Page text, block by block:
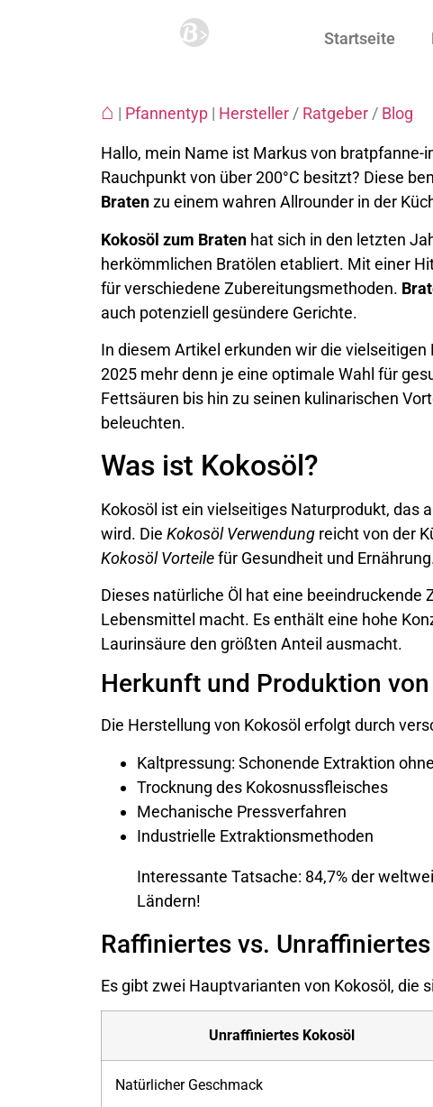
Startseite
⌂ | Pfannentyp | Hersteller / Ratgeber / Blog
Hallo, mein Name ist Markus von bratpfanne-
Rauchpunkt von über 200°C besitzt? Diese
Bratenzu einem wahren Allrounder in der
Kokosöl zum Braten hat sich in den letzten
herkömmlichen Bratölen etabliert. Mit einer
für verschiedene Zubereitungsmethoden.
auch potenziell gesündere Gerichte.
In diesem Artikel erkunden wir die
2025 mehr denn je eine optimale Wahl für
Fettsäuren bis hin zu seinen kulinarischen
beleuchten.
Was ist Kokosöl?
Kokosöl ist ein vielseitiges Naturprodukt, das
wird. Die Kokosöl Verwendung reicht von der
Kokosöl Vorteilefür Gesundheit und
Dieses natürliche Öl hat eine
Lebensmittel macht. Es enthält eine hohe
Laurinsäure den größten Anteil ausmacht.
Herkunft und Produktion von
Die Herstellung von Kokosöl erfolgt durch
Kaltpressung: Schonende Extraktion
Trocknung des Kokosnussfleisches
Mechanische Pressverfahren
Industrielle Extraktionsmethoden
Interessante Tatsache: 84,7% der
Ländern!
Raffiniertes vs.
Es gibt zwei Hauptvarianten von Kokosöl, die
Unraffiniertes Kokosöl
Natürlicher Geschmack